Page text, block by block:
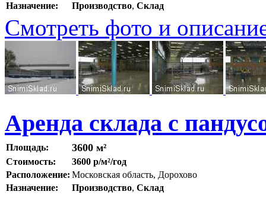
Назначение:
Производство, Склад
Смотреть фото и
Аренда склада с
Площадь: 3600 м²
Стоимость:
3600 р/м²/год
Расположение: Московская область, Дорохово
Назначение:
Производство, Склад